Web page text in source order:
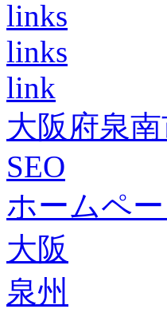
links
links
link
大阪府泉
SEO
ホームペ
大阪
泉州